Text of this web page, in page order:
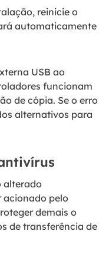
reinicie o
automaticamente
USB ao
funcionam
de cópia. Se o erro
alternativos para
alterado
acionado pelo
demais o
de transferência de